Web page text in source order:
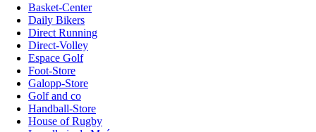
Basket-Center
Daily Bikers
Direct Running
Direct-Volley
Espace Golf
Foot-Store
Galopp-Store
Golf and co
Handball-Store
House of Rugby